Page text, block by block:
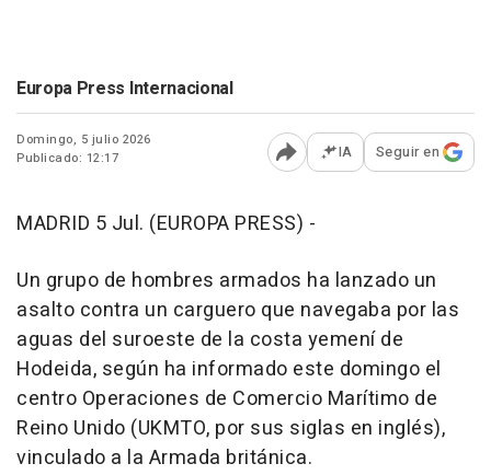
Europa Press Internacional
Domingo, 5 julio 2026
Publicado: 12:17
Abrir opciones para
IA Seguir en
MADRID 5 Jul. (EUROPA PRESS) -
Un grupo de hombres armados ha lanzado un
asalto contra un carguero que navegaba por las
aguas del suroeste de la costa yemení de
Hodeida, según ha informado este domingo el
centro Operaciones de Comercio Marítimo de
Reino Unido (UKMTO, por sus siglas en inglés),
vinculado a la Armada británica.